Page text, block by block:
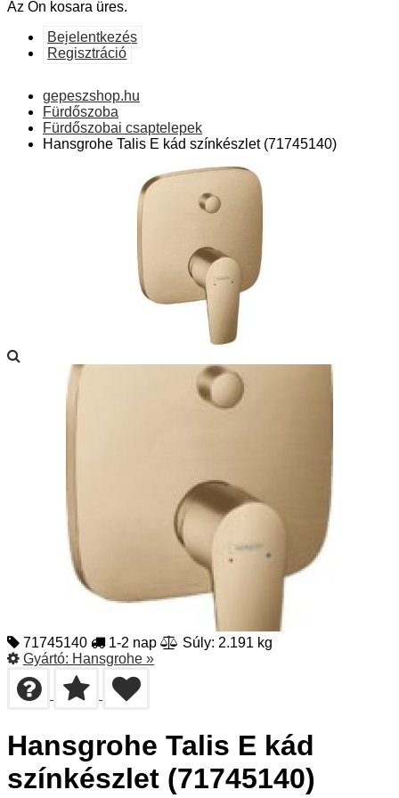
Az Ön kosara üres.
Bejelentkezés
Regisztráció
gepeszshop.hu
Fürdőszoba
Fürdőszobai csaptelepek
Hansgrohe Talis E kád színkészlet (71745140)
71745140 1-2 nap
Súly: 2.191 kg
Gyártó: Hansgrohe »
Hansgrohe Talis E kád
színkészlet (71745140)